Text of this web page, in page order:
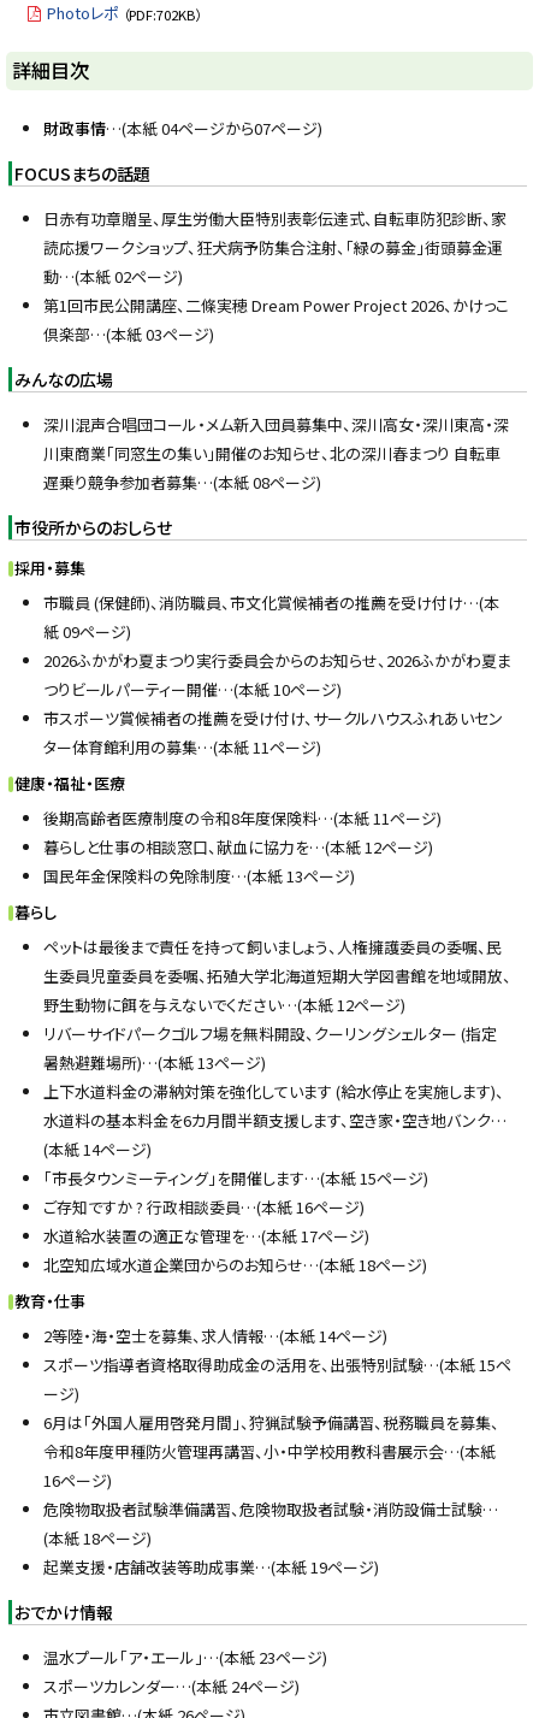
Photoレポ （PDF:702KB）
ト
ッ
プ
戻
る
詳細目次
財政事情…(本紙 04ページから07ページ)
FOCUSまちの話題
日赤有功章贈呈、厚生労働大臣特別表彰伝達式、自転車防犯診断、家
読応援ワークショップ、狂犬病予防集合注射、「緑の募金」街頭募金運
動…(本紙 02ページ)
第1回市民公開講座、二條実穂 Dream Power Project 2026、かけっこ
倶楽部…(本紙 03ページ)
みんなの広場
深川混声合唱団コール・メム新入団員募集中、深川高女・深川東高・深
川東商業「同窓生の集い」開催のお知らせ、北の深川春まつり 自転車
遅乗り競争参加者募集…(本紙 08ページ)
市役所からのおしらせ
採用・募集
市職員 (保健師)、消防職員、市文化賞候補者の推薦を受け付け…(本
紙 09ページ)
2026ふかがわ夏まつり実行委員会からのお知らせ、2026ふかがわ夏ま
つりビールパーティー開催…(本紙 10ページ)
市スポーツ賞候補者の推薦を受け付け、サークルハウスふれあいセン
ター体育館利用の募集…(本紙 11ページ)
健康・福祉・医療
後期高齢者医療制度の令和8年度保険料…(本紙 11ページ)
暮らしと仕事の相談窓口、献血に協力を…(本紙 12ページ)
国民年金保険料の免除制度…(本紙 13ページ)
暮らし
ペットは最後まで責任を持って飼いましょう、人権擁護委員の委嘱、民
生委員児童委員を委嘱、拓殖大学北海道短期大学図書館を地域開放、
野生動物に餌を与えないでください…(本紙 12ページ)
リバーサイドパークゴルフ場を無料開設、クーリングシェルター (指定
暑熱避難場所)…(本紙 13ページ)
上下水道料金の滞納対策を強化しています (給水停止を実施します)、
水道料の基本料金を6カ月間半額支援します、空き家・空き地バンク…
(本紙 14ページ)
「市長タウンミーティング」を開催します…(本紙 15ページ)
ご存知ですか ? 行政相談委員…(本紙 16ページ)
水道給水装置の適正な管理を…(本紙 17ページ)
北空知広域水道企業団からのお知らせ…(本紙 18ページ)
教育・仕事
2等陸・海・空士を募集、求人情報…(本紙 14ページ)
スポーツ指導者資格取得助成金の活用を、出張特別試験…(本紙 15ペ
ージ)
6月は「外国人雇用啓発月間」、狩猟試験予備講習、税務職員を募集、
令和8年度甲種防火管理再講習、小・中学校用教科書展示会…(本紙
16ページ)
危険物取扱者試験準備講習、危険物取扱者試験・消防設備士試験…
(本紙 18ページ)
起業支援・店舗改装等助成事業…(本紙 19ページ)
おでかけ情報
温水プール「ア・エール」…(本紙 23ページ)
スポーツカレンダー…(本紙 24ページ)